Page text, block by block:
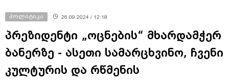
პოლიტიკა 26.09.2024 / 12:18
პრეზიდენტი „ოცნების“ მხარდამჭერ
ბანერზე - ასეთი სამარცხვინო, ჩვენი
კულტურის და რწმენის